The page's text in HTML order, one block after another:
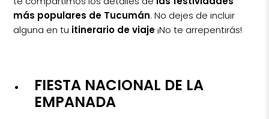
más populares de Tucumán. No dejes de incluir
alguna en tu itinerario de viaje¡No te arrepentirás!
FIESTA NACIONAL DE LA
EMPANADA